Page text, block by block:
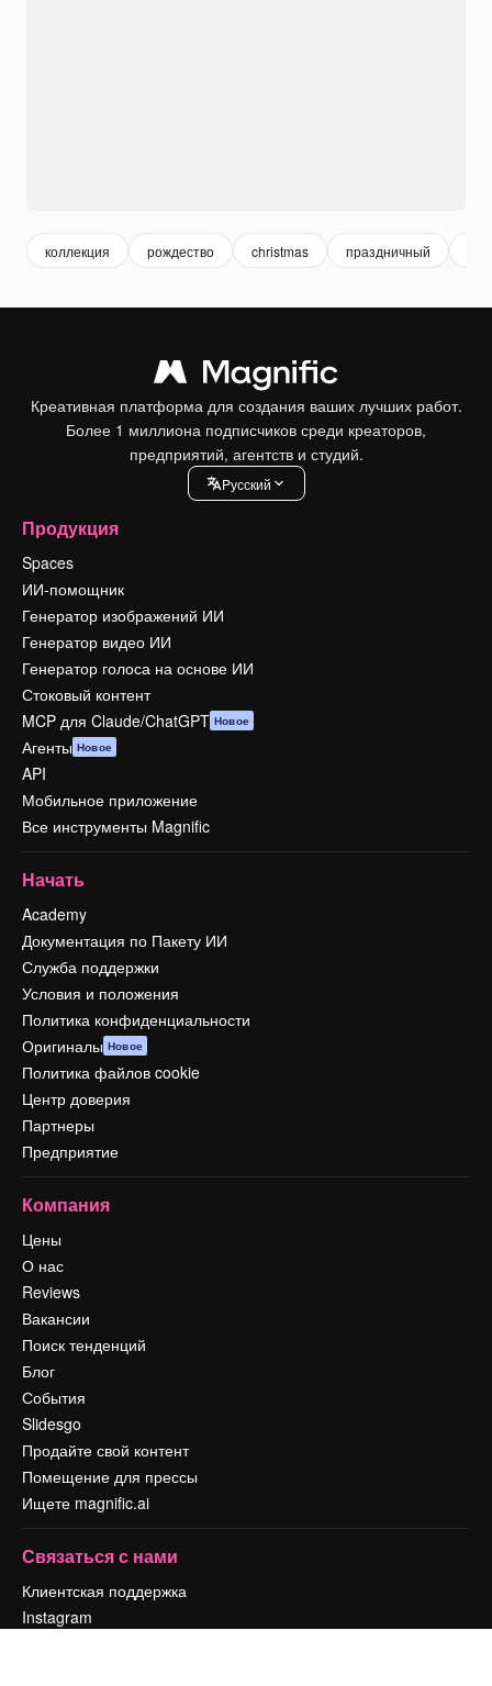
коллекция рождество christmas праздничный
Креативная платформа для создания ваших лучших работ.
Более 1 миллиона подписчиков среди креаторов,
предприятий, агентств и студий.
Pусский
Продукция
Spaces
ИИ-помощник
Генератор изображений ИИ
Генератор видео ИИ
Генератор голоса на основе ИИ
Стоковый контент
MCP для Claude/ChatGPT Новое
Агенты Новое
API
Мобильное приложение
Все инструменты Magnific
Начать
Academy
Документация по Пакету ИИ
Служба поддержки
Условия и положения
Политика конфиденциальности
Оригиналы Новое
Политика файлов cookie
Центр доверия
Партнеры
Предприятие
Компания
Цены
О нас
Reviews
Вакансии
Поиск тенденций
Блог
События
Slidesgo
Продайте свой контент
Помещение для прессы
Ищете magnific.ai
Связаться с нами
Клиентская поддержка
Instagram